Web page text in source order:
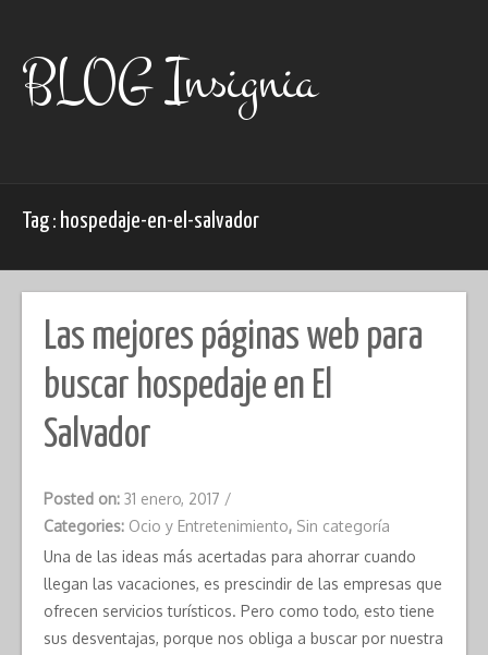
contentBLOG Insignia
Tag : hospedaje-en-el-salvador
Las mejores páginas web para
buscar hospedaje en El
Salvador
Posted on: 31 enero, 2017 /
Categories: Ocio y Entretenimiento, Sin categoría
Una de las ideas más acertadas para ahorrar cuando
llegan las vacaciones, es prescindir de las empresas que
ofrecen servicios turísticos. Pero como todo, esto tiene
sus desventajas, porque nos obliga a buscar por nuestra